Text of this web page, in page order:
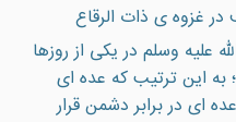
در غزوه ی ذات الرقاع
علیه وسلم در یکی از روزها
به این ترتیب که عده ای
ای در برابر دشمن قرار